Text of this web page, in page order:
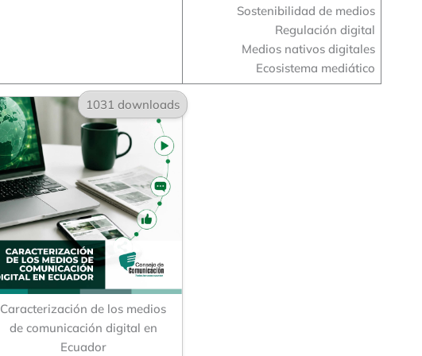
Sostenibilidad de medios
Regulación digital
Medios nativos digitales
Ecosistema mediático
1031 downloads
Caracterización de los medios
de comunicación digital en
Ecuador